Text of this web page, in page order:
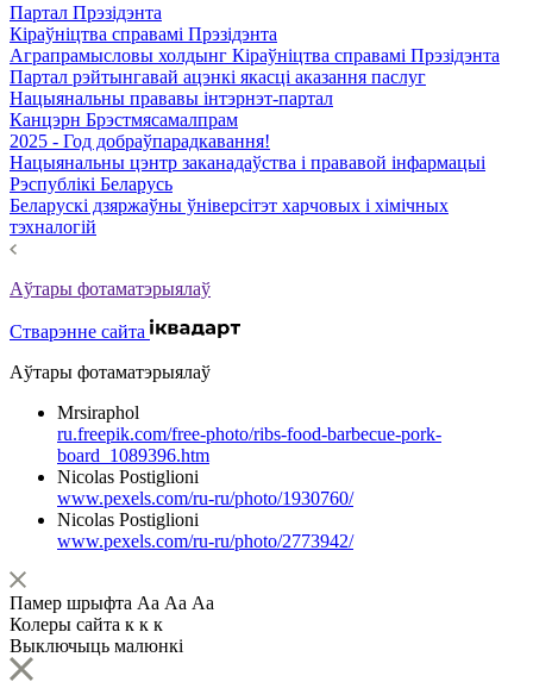
Партал Прэзідэнта
Кіраўніцтва справамі Прэзідэнта
Аграпрамысловы холдынг Кіраўніцтва справамі Прэзідэнта
Партал рэйтынгавай ацэнкі якасці аказання паслуг
Нацыянальны прававы інтэрнэт-партал
Канцэрн Брэстмясамалпрам
2025 - Год добраўпарадкавання!
Нацыянальны цэнтр заканадаўства і прававой інфармацыі
Рэспублікі Беларусь
Беларускі дзяржаўны ўніверсітэт харчовых і хімічных
тэхналогій
Аўтары фотаматэрыялаў
Стварэнне сайта
Аўтары фотаматэрыялаў
Mrsiraphol
ru.freepik.com/free-photo/ribs-food-barbecue-pork-
board_1089396.htm
Nicolas Postiglioni
www.pexels.com/ru-ru/photo/1930760/
Nicolas Postiglioni
www.pexels.com/ru-ru/photo/2773942/
Памер шрыфта Аа Аа Аа
Колеры сайта к к к
Выключыць малюнкі